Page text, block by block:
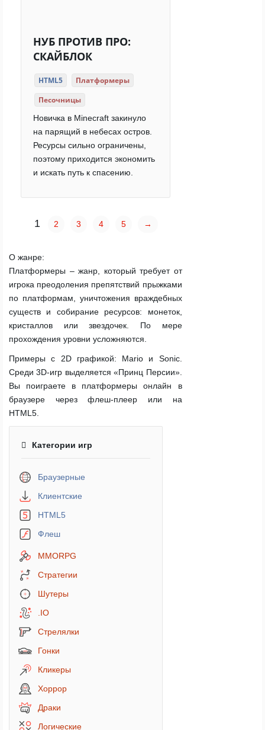
НУБ ПРОТИВ ПРО:
СКАЙБЛОК
HTML5
Платформеры
Песочницы
Новичка в Minecraft закинуло
на парящий в небесах остров.
Ресурсы сильно ограничены,
поэтому приходится экономить
и искать путь к спасению.
1 2 3 4 5 →
О жанре:
Платформеры – жанр, который требует от
игрока преодоления препятствий прыжками
по платформам, уничтожения враждебных
существ и собирание ресурсов: монеток,
кристаллов или звездочек. По мере
прохождения уровни усложняются.
Примеры с 2D графикой: Mario и Sonic.
Среди 3D-игр выделяется «Принц Персии».
Вы поиграете в платформеры онлайн в
браузере через флеш-плеер или на
HTML5.
Категории игр
Браузерные
Клиентские
HTML5
Флеш
MMORPG
Стратегии
Шутеры
.IO
Стрелялки
Гонки
Кликеры
Хоррор
Драки
Логические